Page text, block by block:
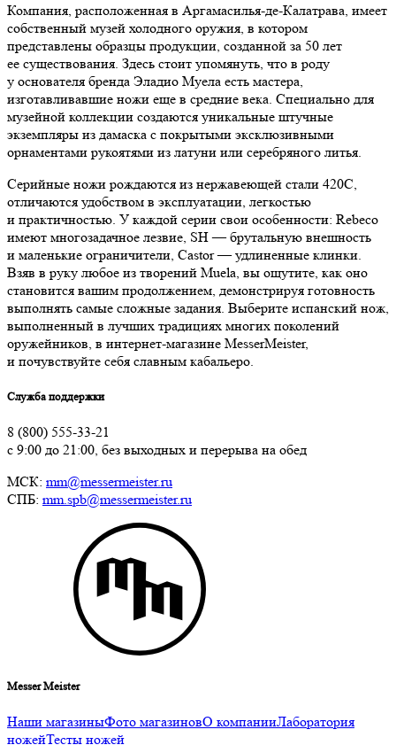
Компания, расположенная в Аргамасилья-де-Калатрава, имеет
собственный музей холодного оружия, в котором
представлены образцы продукции, созданной за 50 лет
ее существования. Здесь стоит упомянуть, что в роду
у основателя бренда Эладио Муела есть мастера,
изготавливавшие ножи еще в средние века. Специально для
музейной коллекции создаются уникальные штучные
экземпляры из дамаска с покрытыми эксклюзивными
орнаментами рукоятями из латуни или серебряного литья.
Серийные ножи рождаются из нержавеющей стали 420С,
отличаются удобством в эксплуатации, легкостью
и практичностью. У каждой серии свои особенности: Rebeco
имеют многозадачное лезвие, SH — брутальную внешность
и маленькие ограничители, Castor — удлиненные клинки.
Взяв в руку любое из творений Muela, вы ощутите, как оно
становится вашим продолжением, демонстрируя готовность
выполнять самые сложные задания. Выберите испанский нож,
выполненный в лучших традициях многих поколений
оружейников, в интернет-магазине MesserMeister,
и почувствуйте себя славным кабальеро.
Служба поддержки
8 (800) 555-33-21
с 9:00 до 21:00, без выходных и перерыва на обед
МСК: mm@messermeister.ru
СПБ: mm.spb@messermeister.ru
Messer Meister
Наши магазиныФото магазиновО компанииЛаборатория
ножейТесты ножей